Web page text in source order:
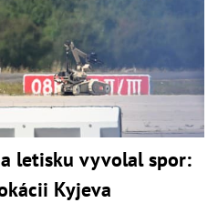
letisku vyvolal spor:
Kyjeva